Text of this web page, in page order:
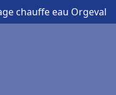
chauffe eau Orgeval